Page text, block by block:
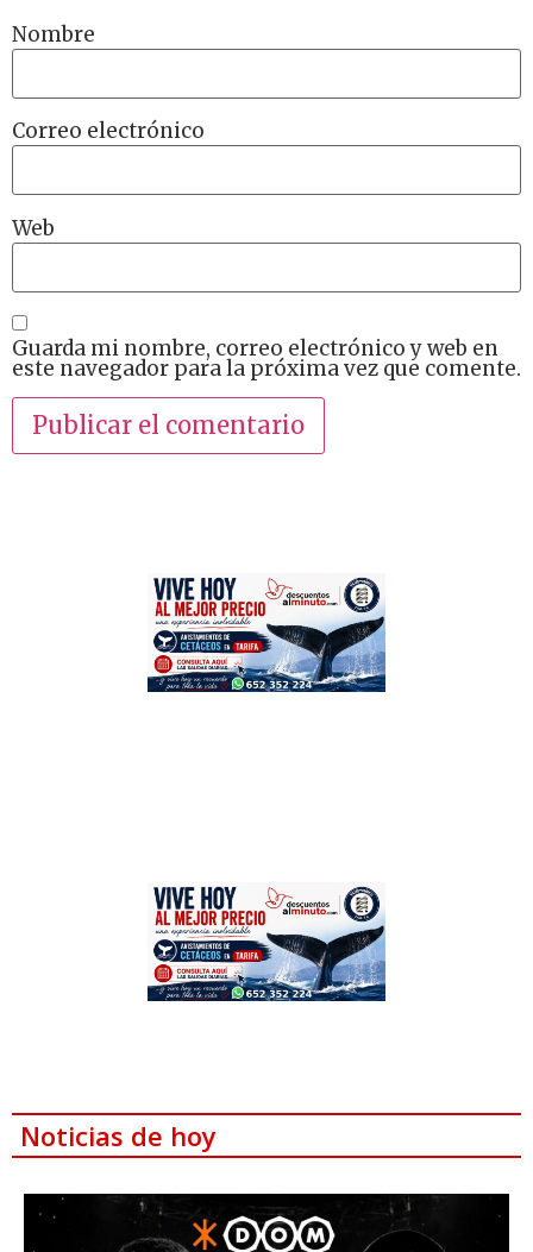
Nombre
Correo electrónico
Web
Guarda mi nombre, correo electrónico y web en
este navegador para la próxima vez que comente.
Noticias de hoy